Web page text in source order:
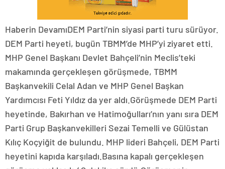
Haberin DevamıDEM Parti’nin siyasi parti turu sürüyor.
DEM Parti heyeti, bugün TBMM’de MHP’yi ziyaret etti.
MHP Genel Başkanı Devlet Bahçeli’nin Meclis’teki
makamında gerçekleşen görüşmede, TBMM
Başkanvekili Celal Adan ve MHP Genel Başkan
Yardımcısı Feti Yıldız da yer aldı.Görüşmede DEM Parti
heyetinde, Bakırhan ve Hatimoğulları’nın yanı sıra DEM
Parti Grup Başkanvekilleri Sezai Temelli ve Gülüstan
Kılıç Koçyiğit de bulundu. MHP lideri Bahçeli, DEM Parti
heyetini kapıda karşıladı.Basına kapalı gerçekleşen